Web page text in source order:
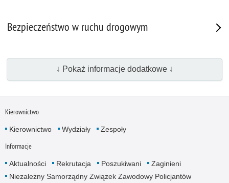
Bezpieczeństwo w ruchu drogowym
↓ Pokaż informacje dodatkowe ↓
Kierownictwo
Kierownictwo Wydziały Zespoły
Informacje
Aktualności Rekrutacja Poszukiwani
Zaginieni
Niezależny Samorządny Związek Zawodowy Policjantów